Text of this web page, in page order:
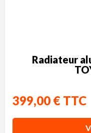
Radiateur
399,00 € TTC